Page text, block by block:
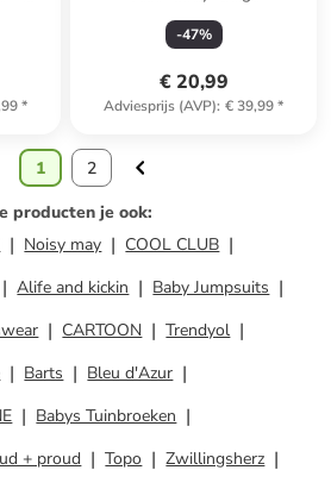
*
-47%
€ 20,99
Adviesprijs (AVP): € 39,99*
1
2
producten je ook:
Noisy may
COOL CLUB
Alife and kickin
Baby Jumpsuits
CARTOON
Trendyol
Barts
Bleu d'Azur
Babys Tuinbroeken
+ proud Topo
Zwillingsherz